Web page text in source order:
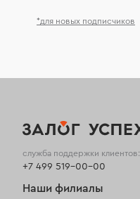
*для новых подписчиков
служба поддержки клиентов:
+7 499 519-00-00
Наши филиалы